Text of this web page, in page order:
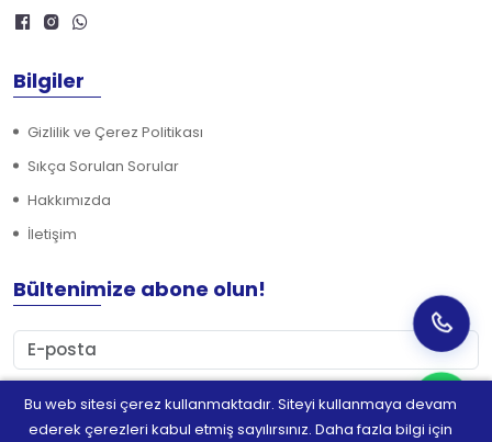
Bu web sitesi çerez kullanmaktadır. Siteyi kullanmaya devam
ederek çerezleri kabul etmiş sayılırsınız. Daha fazla bilgi için
Bilgiler
Gizlilik ve Çerez Politikası
Sıkça Sorulan Sorular
Hakkımızda
İletişim
Bültenimize abone olun!
Abone Ol